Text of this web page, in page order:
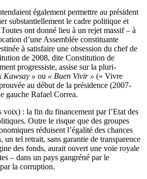
également permettre au président
substantiellement le cadre politique et
ont donné lieu à un rejet massif – à
d’une Assemblée constituante
à satisfaire une obsession du chef de
de 2008, dite Constitution de
progressiste, assise sur la pluri-
Kawsay » ou « Buen Vivir » (« Vivre
au début de la présidence (2007-
gauche Rafael Correa.
voix) : la fin du financement par l’Etat des
Outre le risque que des groupes
réduisent l’égalité des chances
un tel retrait, sans garantie de transparence
des fonds, aurait ouvert une voie royale
– dans un pays gangréné par le
la corruption.